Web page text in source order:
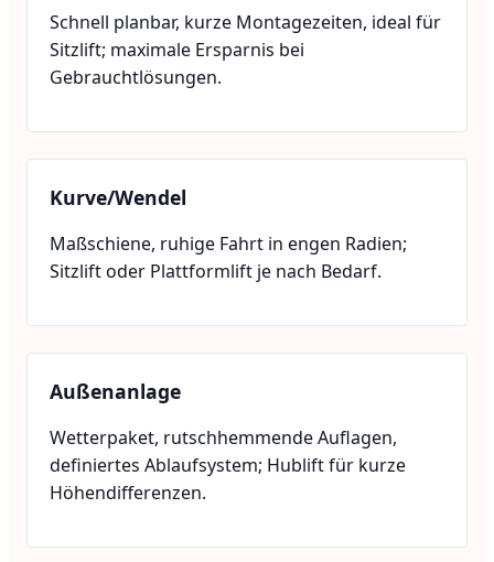
Schnell planbar, kurze Montagezeiten, ideal für
Sitzlift; maximale Ersparnis bei
Gebrauchtlösungen.
Kurve/Wendel
Maßschiene, ruhige Fahrt in engen Radien;
Sitzlift oder Plattformlift je nach Bedarf.
Außenanlage
Wetterpaket, rutschhemmende Auflagen,
definiertes Ablaufsystem; Hublift für kurze
Höhendifferenzen.